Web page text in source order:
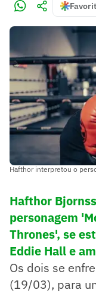
Hafthor interpretou o
Hafthor
personagem
Thrones', se
Eddie Hall e
Os dois se
(19/03), para